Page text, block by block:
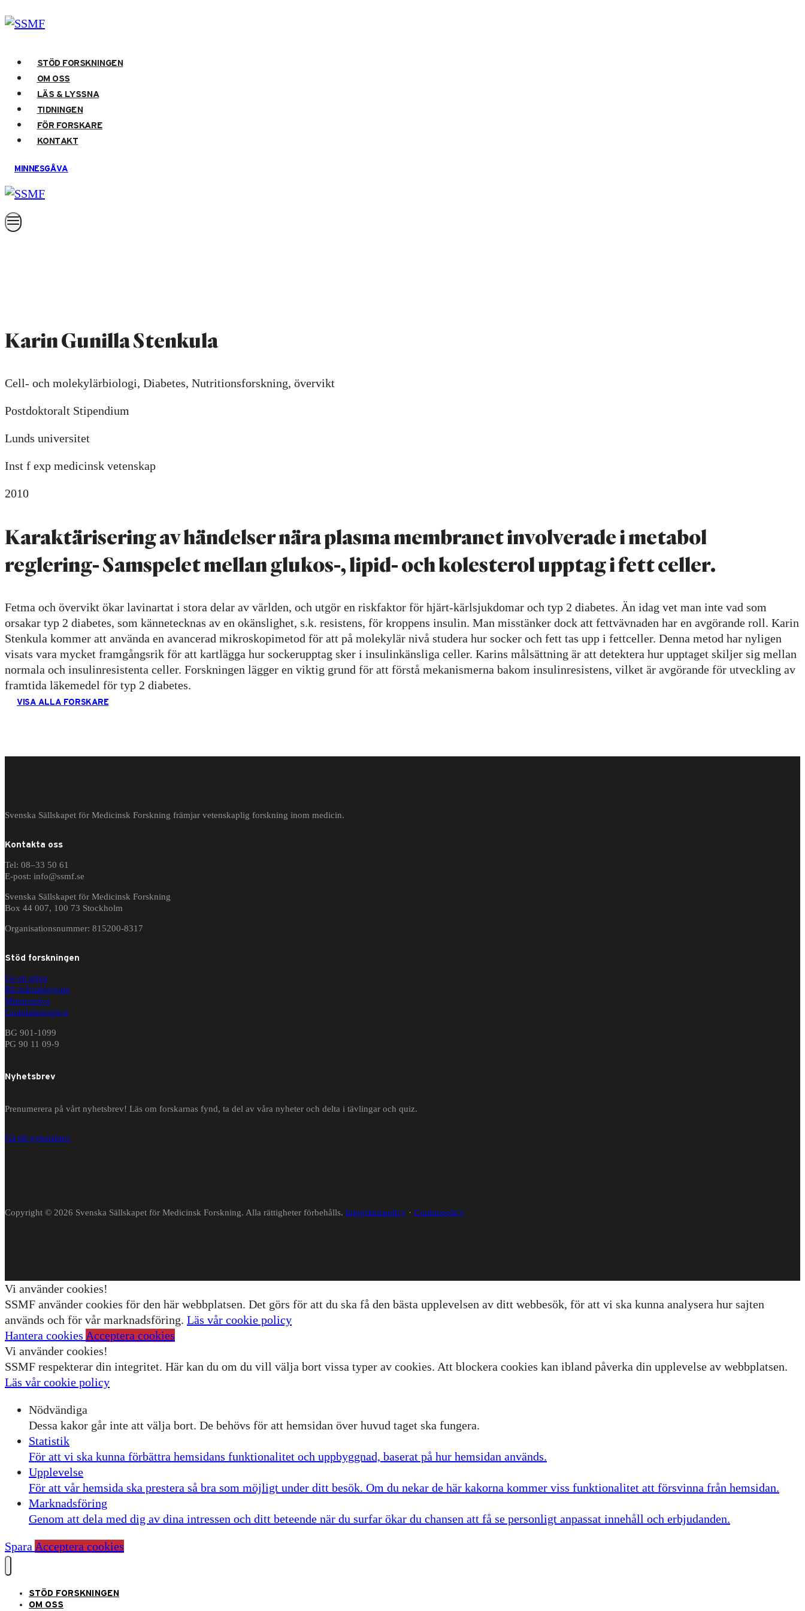
to
STÖD FORSKNINGEN
OM OSS
LÄS & LYSSNA
TIDNINGEN
FÖR FORSKARE
KONTAKT
MINNESGÅVA
Karin Gunilla Stenkula
Cell- och molekylärbiologi, Diabetes, Nutritionsforskning, övervikt
Postdoktoralt Stipendium
Lunds universitet
Inst f exp medicinsk vetenskap
2010
Karaktärisering av händelser nära plasma membranet involverade i metabol
reglering- Samspelet mellan glukos-, lipid- och kolesterol upptag i fett celler.
Fetma och övervikt ökar lavinartat i stora delar av världen, och utgör en riskfaktor för hjärt-kärlsjukdomar och typ 2 diabetes. Än idag vet man inte vad som
orsakar typ 2 diabetes, som kännetecknas av en okänslighet, s.k. resistens, för kroppens insulin. Man misstänker dock att fettvävnaden har en avgörande roll. Karin
Stenkula kommer att använda en avancerad mikroskopimetod för att på molekylär nivå studera hur socker och fett tas upp i fettceller. Denna metod har nyligen
visats vara mycket framgångsrik för att kartlägga hur sockerupptag sker i insulinkänsliga celler. Karins målsättning är att detektera hur upptaget skiljer sig mellan
normala och insulinresistenta celler. Forskningen lägger en viktig grund för att förstå mekanismerna bakom insulinresistens, vilket är avgörande för utveckling av
framtida läkemedel för typ 2 diabetes.
VISA ALLA FORSKARE
Svenska Sällskapet för Medicinsk Forskning främjar vetenskaplig forskning inom medicin.
Kontakta oss
Tel: 08–33 50 61
E-post: info@ssmf.se
Svenska Sällskapet för Medicinsk Forskning
Box 44 007, 100 73 Stockholm
Organisationsnummer: 815200-8317
Stöd forskningen
Ge en gåva
Bli månadsgivare
Minnesgåva
Gratulationsgåva
BG 901-1099
PG 90 11 09-9
Nyhetsbrev
Prenumerera på vårt nyhetsbrev! Läs om forskarnas fynd, ta del av våra nyheter och delta i tävlingar och quiz.
Gå till nyhetsbrev
Copyright © 2026 Svenska Sällskapet för Medicinsk Forskning. Alla rättigheter förbehålls. Integritetspolicy · Cookiepolicy
Vi använder cookies!
SSMF använder cookies för den här webbplatsen. Det görs för att du ska få den bästa upplevelsen av ditt webbesök, för att vi ska kunna analysera hur sajten
används och för vår marknadsföring. Läs vår cookie policy
Hantera cookies Acceptera cookies
Vi använder cookies!
SSMF respekterar din integritet. Här kan du om du vill välja bort vissa typer av cookies. Att blockera cookies kan ibland påverka din upplevelse av webbplatsen.
Läs vår cookie policy
Nödvändiga
Dessa kakor går inte att välja bort. De behövs för att hemsidan över huvud taget ska fungera.
Statistik
För att vi ska kunna förbättra hemsidans funktionalitet och uppbyggnad, baserat på hur hemsidan används.
Upplevelse
För att vår hemsida ska prestera så bra som möjligt under ditt besök. Om du nekar de här kakorna kommer viss funktionalitet att försvinna från hemsidan.
Marknadsföring
Genom att dela med dig av dina intressen och ditt beteende när du surfar ökar du chansen att få se personligt anpassat innehåll och erbjudanden.
Spara Acceptera cookies
STÖD FORSKNINGEN
OM OSS